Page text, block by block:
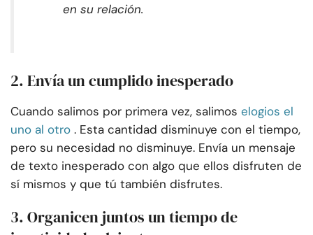
en su relación.
2. Envía un cumplido inesperado
Cuando salimos por primera vez, salimos elogios el
uno al otro . Esta cantidad disminuye con el tiempo,
pero su necesidad no disminuye. Envía un mensaje
de texto inesperado con algo que ellos disfruten de
sí mismos y que tú también disfrutes.
3. Organicen juntos un tiempo de